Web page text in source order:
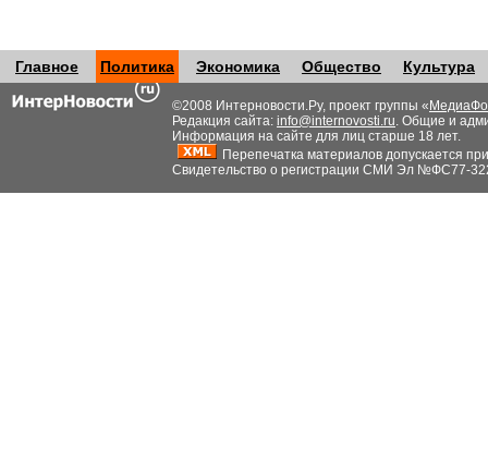
Главное Политика Экономика Общество Культура
©2008 Интерновости.Ру, проект группы «
Редакция сайта: info@internovosti.ru. Общие и
Информация на сайте для лиц старше 18 лет.
Перепечатка материалов допускается
Свидетельство о регистрации СМИ Эл №ФС77-